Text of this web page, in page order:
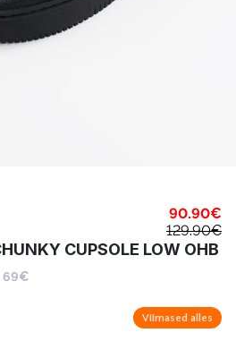
90.90€
129.90€
CUPSOLE LOW OHB
69€
Viimased alles